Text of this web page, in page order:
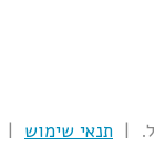
תנאי שימוש |